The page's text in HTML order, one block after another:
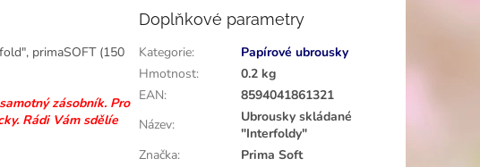
primaSOFT (150
zásobník. Pro
Rádi Vám sdělíe
Doplňkové parametry
Kategorie:
Papírové ubrousky
Hmotnost:
0.2 kg
EAN:
8594041861321
Název:
Ubrousky skládané
"Interfoldy"
Značka:
Prima Soft